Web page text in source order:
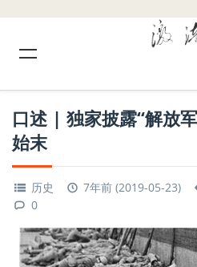
口述 | 独家披露“解放
始末
历史 7年前 (2019-05-23)
0